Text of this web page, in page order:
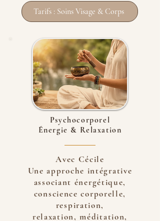
Tarifs : Soins Visage & Corps
Psychocorporel
Énergie & Relaxation
Avec Cécile
Une approche intégrative
associant énergétique,
conscience corporelle,
respiration,
relaxation,méditation,